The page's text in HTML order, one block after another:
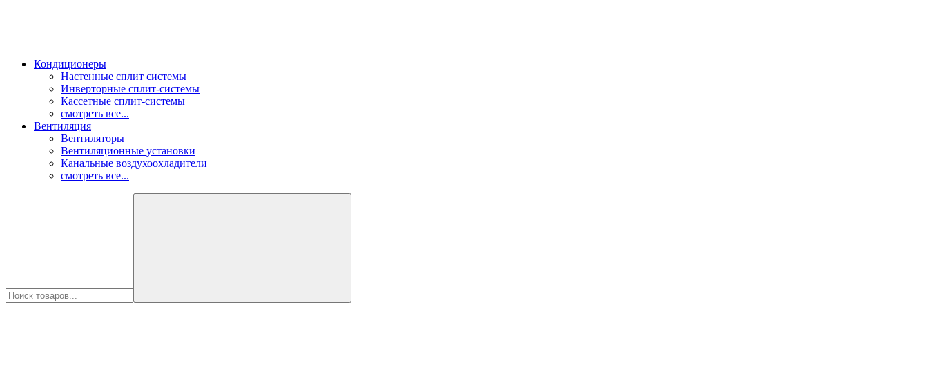
Кондиционеры
Настенные сплит системы
Инверторные сплит-системы
Кассетные сплит-системы
смотреть все...
Вентиляция
Вентиляторы
Вентиляционные установки
Канальные воздухоохладители
смотреть все...